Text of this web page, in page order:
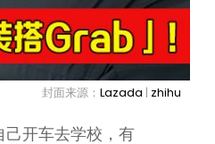
封面来源： Lazada | zhihu
己开车去学校，有